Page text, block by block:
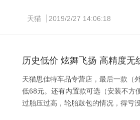
天猫报价28元包邮，点此领取10元
好适合运动，可购买性更好。
天猫 2019/2/27 14:06:18
历史低价 炫舞飞扬 高精度无
天猫思佳特车品专营店，最后一款（
低68元。还有内置款可选（安装不方
过胎压过高，轮胎鼓包的情况，得亏